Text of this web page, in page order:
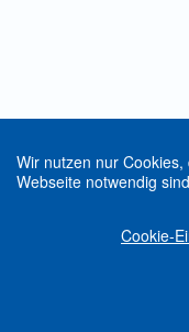
Wir nutzen nur
Webseite notwendig
Cookie-